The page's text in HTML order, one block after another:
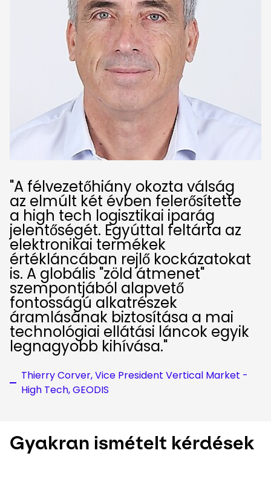
"A félvezetőhiány okozta válság
az elmúlt két évben felerősítette
a high tech logisztikai iparág
jelentőségét. Egyúttal feltárta az
elektronikai termékek
értékláncában rejlő kockázatokat
is. A globális "zöld átmenet"
szempontjából alapvető
fontosságú alkatrészek
áramlásának biztosítása a mai
technológiai ellátási láncok egyik
legnagyobb kihívása."
Thierry Corver, Vice President Vertical Market -
High Tech, GEODIS
Gyakran ismételt kérdések